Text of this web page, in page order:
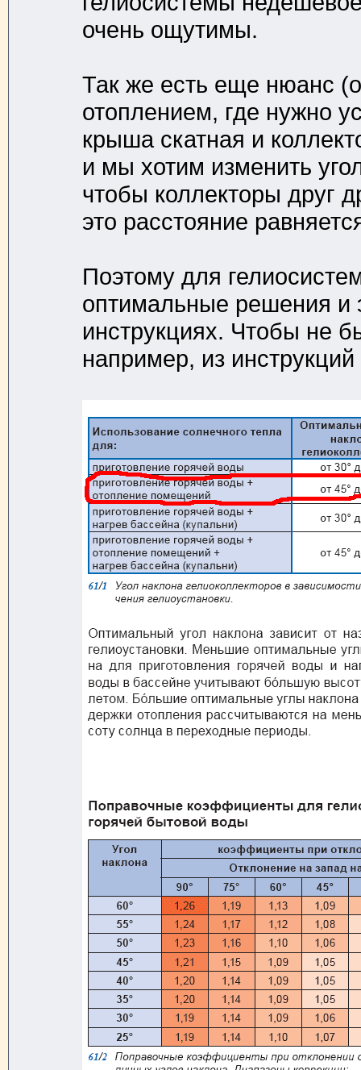
очень ощутимы.
Так же есть еще нюанс
отоплением, где нужно
крыша скатная и
и мы хотим изменить
чтобы коллекторы друг
это расстояние
Поэтому для
оптимальные решения и
инструкциях. Чтобы не
например, из